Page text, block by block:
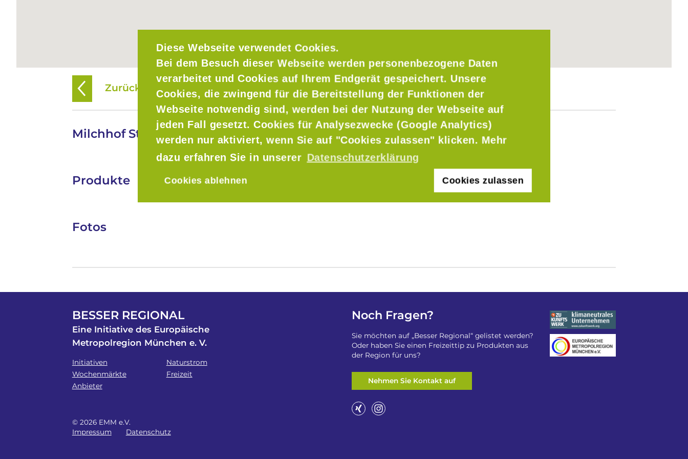
Diese Webseite verwendet Cookies.
Bei dem Besuch dieser Webseite werden personenbezogene Daten
verarbeitet und Cookies auf Ihrem Endgerät gespeichert. Unsere
Cookies, die zwingend für die Bereitstellung der Funktionen der
Webseite notwendig sind, werden bei der Nutzung der Webseite auf
jeden Fall gesetzt. Cookies für Analysezwecke (Google Analytics)
werden nur aktiviert, wenn Sie auf "Cookies zulassen" klicken. Mehr
dazu erfahren Sie in unserer Datenschutzerklärung
Cookies ablehnen Cookies zulassen
Zurück zur Übersicht
Milchhof Stork
Produkte
Fotos
BESSER REGIONAL
Eine Initiative des Europäische
Metropolregion München e. V.
Initiativen
Wochenmärkte
Anbieter
Naturstrom
Freizeit
© 2026 EMM e.V.
Impressum
Datenschutz
Noch Fragen?
Sie möchten auf „Besser Regional“ gelistet werden?
Oder haben Sie einen Freizeittip zu Produkten aus
der Region für uns?
Nehmen Sie Kontakt auf